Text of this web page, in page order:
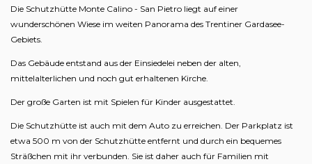
Die Schutzhütte Monte Calino - San Pietro liegt auf einer
wunderschönen Wiese im weiten Panorama des Trentiner Gardasee-
Gebiets.
Das Gebäude entstand aus der Einsiedelei neben der alten,
mittelalterlichen und noch gut erhaltenen Kirche.
Der große Garten ist mit Spielen für Kinder ausgestattet.
Die Schutzhütte ist auch mit dem Auto zu erreichen. Der Parkplatz ist
etwa 500 m von der Schutzhütte entfernt und durch ein bequemes
Sträßchen mit ihr verbunden. Sie ist daher auch für Familien mit